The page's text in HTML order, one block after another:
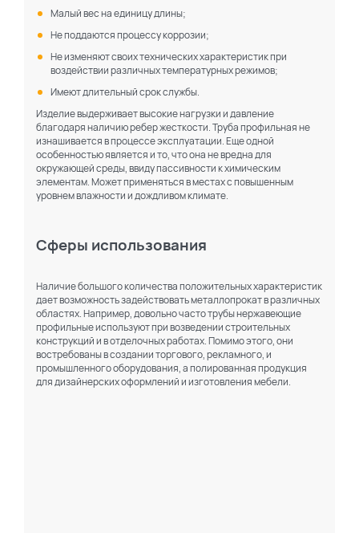
Малый вес на единицу длины;
Не поддаются процессу коррозии;
Не изменяют своих технических характеристик при
воздействии различных температурных режимов;
Имеют длительный срок службы.
Изделие выдерживает высокие нагрузки и давление
благодаря наличию ребер жесткости. Труба профильная не
изнашивается в процессе эксплуатации. Еще одной
особенностью является и то, что она не вредна для
окружающей среды, ввиду пассивности к химическим
элементам. Может применяться в местах с повышенным
уровнем влажности и дождливом климате.
Сферы использования
Наличие большого количества положительных характеристик
дает возможность задействовать металлопрокат в различных
областях. Например, довольно часто трубы нержавеющие
профильные используют при возведении строительных
конструкций и в отделочных работах. Помимо этого, они
востребованы в создании торгового, рекламного, и
промышленного оборудования, а полированная продукция
для дизайнерских оформлений и изготовления мебели.